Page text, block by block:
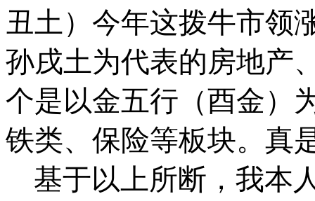
丑土）今年这拨牛市领
孙戌土为代表的房地产
个是以金五行（酉金）
铁类、保险等板块。真
基于以上所断，我本